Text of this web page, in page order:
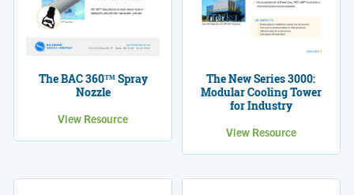
The BAC 360™ Spray
Nozzle
View Resource
The New Series 3000:
Modular Cooling Tower
for Industry
View Resource